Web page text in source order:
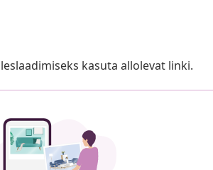
kasuta allolevat linki.